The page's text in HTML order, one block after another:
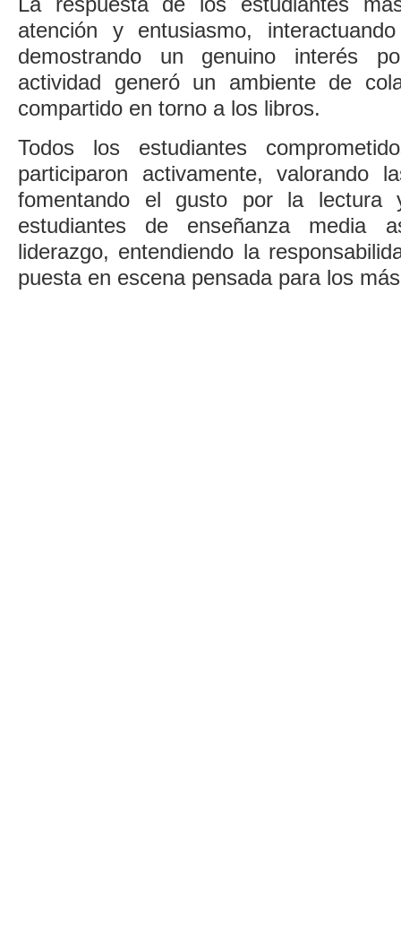
atención y entusiasmo,
demostrando un genuino interés
actividad generó un ambiente de
compartido en torno a los libros.
Todos los estudiantes
participaron activamente, valorando
fomentando el gusto por la lectura
estudiantes de enseñanza media
liderazgo, entendiendo la
puesta en escena pensada para los